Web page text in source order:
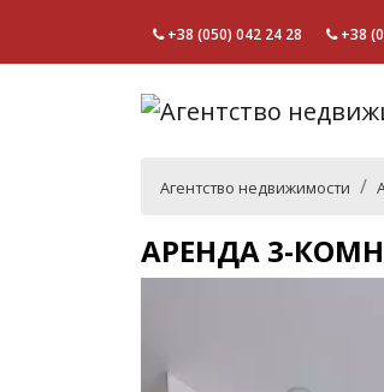
+38 (050) 042 24 28 +38
Агентство недвижимости
АРЕНДА 3-